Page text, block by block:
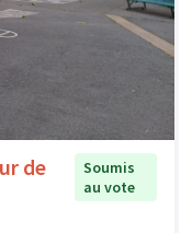
de
Soumis
au vote